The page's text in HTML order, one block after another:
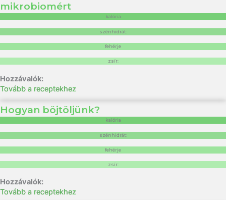
mikrobiomért
kalória
szénhidrát:
fehérje
zsír:
Tovább a receptekhez
Hogyan böjtöljünk?
kalória
szénhidrát:
fehérje
zsír:
Tovább a receptekhez